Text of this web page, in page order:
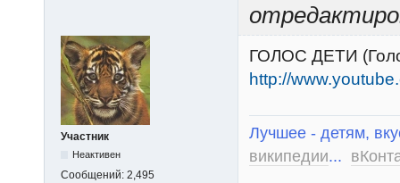
Участник
Неактивен
Сообщений: 2,495
ГОЛОС ДЕТИ
http://
Лучшее - детям,
википедии...